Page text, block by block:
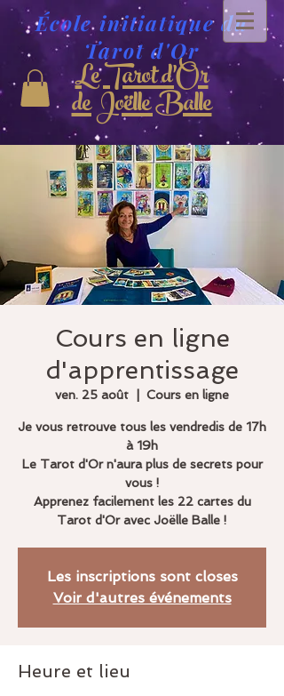
Le Tarot d'Or
de Joëlle Balle
École initiatique du
Tarot d'Or
Cours en ligne
d'apprentissage
ven. 25 août Cours en ligne
Je vous retrouve tous les vendredis de 17h
à 19h
Le Tarot d'Or n'aura plus de secrets pour
vous !
Apprenez facilement les 22 cartes du
Tarot d'Or avec Joëlle Balle !
Les inscriptions sont closes
Voir d'autres événements
Heure et lieu